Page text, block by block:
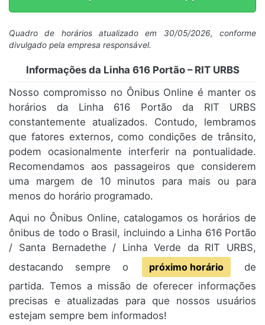
Quadro de horários atualizado em 30/05/2026, conforme
divulgado pela empresa responsável.
Informações da Linha 616 Portão – RIT URBS
Nosso compromisso no Ônibus Online é manter os
horários da Linha 616 Portão da RIT URBS
constantemente atualizados. Contudo, lembramos
que fatores externos, como condições de trânsito,
podem ocasionalmente interferir na pontualidade.
Recomendamos aos passageiros que considerem
uma margem de 10 minutos para mais ou para
menos do horário programado.
Aqui no Ônibus Online, catalogamos os horários de
ônibus de todo o Brasil, incluindo a Linha 616 Portão
/ Santa Bernadethe / Linha Verde da RIT URBS,
destacando sempre o
próximo horário
de
partida. Temos a missão de oferecer informações
precisas e atualizadas para que nossos usuários
estejam sempre bem informados!